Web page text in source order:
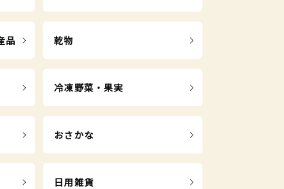
品 乾物
冷凍野菜・果実
おさかな
日用雑貨